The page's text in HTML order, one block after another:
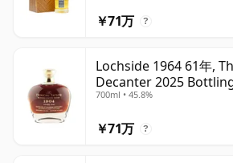
￥71万 ?
Lochside 1964 61年,
Decanter 2025
Casks
700ml • 45.8%
￥71万 ?